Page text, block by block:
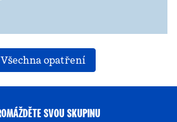
Všechna opatření
SVOU SKUPINU